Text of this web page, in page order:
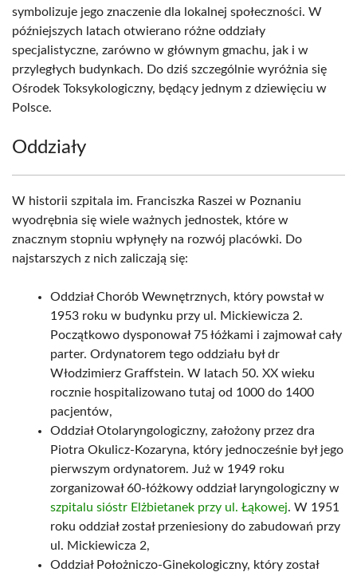
symbolizuje jego znaczenie dla lokalnej społeczności. W
późniejszych latach otwierano różne oddziały
specjalistyczne, zarówno w głównym gmachu, jak i w
przyległych budynkach. Do dziś szczególnie wyróżnia się
Ośrodek Toksykologiczny, będący jednym z dziewięciu w
Polsce.
Oddziały
W historii szpitala im. Franciszka Raszei w Poznaniu
wyodrębnia się wiele ważnych jednostek, które w
znacznym stopniu wpłynęły na rozwój placówki. Do
najstarszych z nich zaliczają się:
Oddział Chorób Wewnętrznych, który powstał w
1953 roku w budynku przy ul. Mickiewicza 2.
Początkowo dysponował 75 łóżkami i zajmował cały
parter. Ordynatorem tego oddziału był dr
Włodzimierz Graffstein. W latach 50. XX wieku
rocznie hospitalizowano tutaj od 1000 do 1400
pacjentów,
Oddział Otolaryngologiczny, założony przez dra
Piotra Okulicz-Kozaryna, który jednocześnie był jego
pierwszym ordynatorem. Już w 1949 roku
zorganizował 60-łóżkowy oddział laryngologiczny w
szpitalu sióstr Elżbietanek przy ul. Łąkowej. W 1951
roku oddział został przeniesiony do zabudowań przy
ul. Mickiewicza 2,
Oddział Położniczo-Ginekologiczny, który został